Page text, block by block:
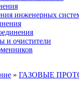
инженерных
и очистители
» ГАЗОВЫЕ